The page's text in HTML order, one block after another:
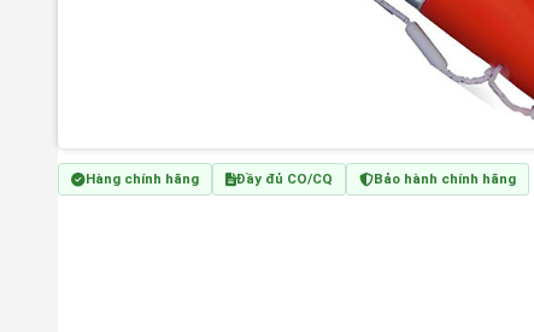
Hàng chính hãng Đầy đủ CO/CQ Bảo hành chính hãng